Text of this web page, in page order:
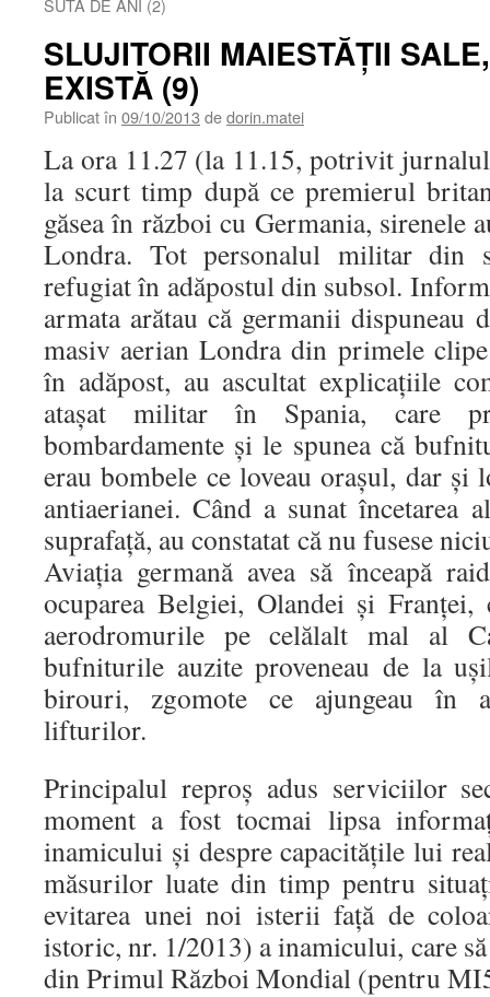
SUTĂ DE ANI (2)
SLUJITORII MAIESTĂŢII
EXISTĂ (9)
Publicat în 09/10/2013 dedorin.matei
La ora 11.27 (la 11.15, potrivit
la scurt timp după ce premierul
găsea în război cu Germania, sirenele
Londra. Tot personalul militar din
refugiat în adăpostul din subsol.
armata arătau că germanii dispuneau
masiv aerian Londra din primele
în adăpost, au ascultat explicaţiile
ataşat militar în Spania, care
bombardamente şi le spunea că
erau bombele ce loveau oraşul, dar
antiaerianei. Când a sunat încetarea
suprafaţă, au constatat că nu fusese
Aviaţia germană avea să înceapă
ocuparea Belgiei, Olandei şi
aerodromurile pe celălalt mal al
bufniturile auzite proveneau de la
birouri, zgomote ce ajungeau în
lifturilor.
Principalul reproş adus serviciilor
moment a fost tocmai lipsa
inamicului şi despre capacităţile lui
măsurilor luate din timp pentru
evitarea unei noi isterii faţă de
istoric, nr. 1/2013) a inamicului, care
din Primul Război Mondial (pentru